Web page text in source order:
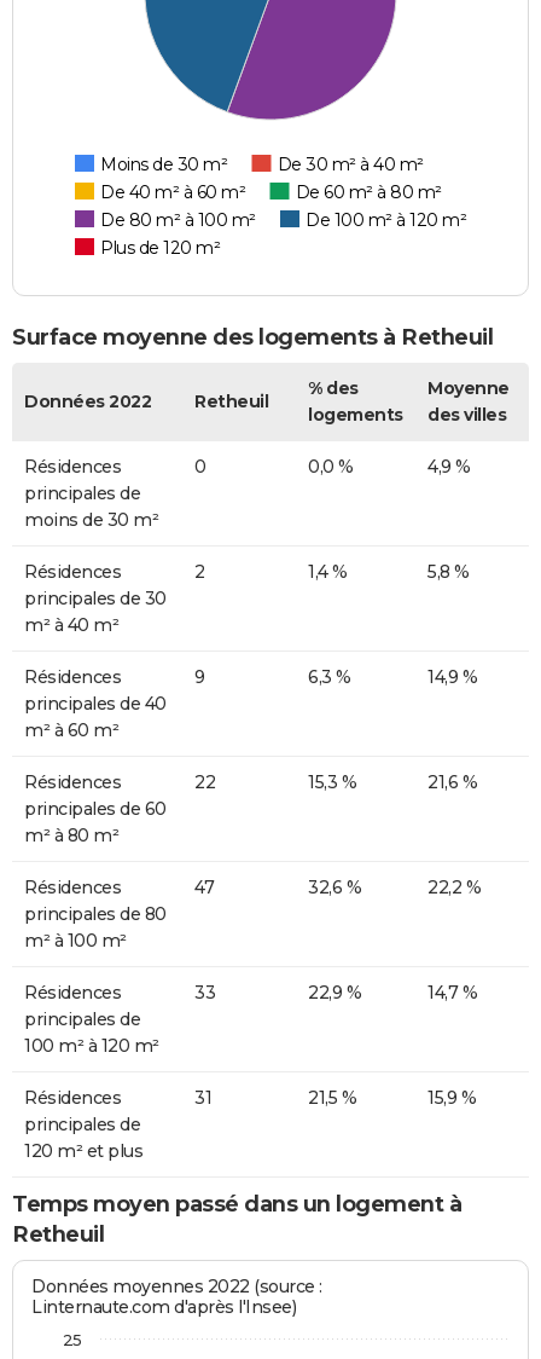
Moins de 30 m²
De 30 m² à 40 m²
De 40 m² à 60 m²
De 60 m² à 80 m²
De 80 m² à 100 m²
De 100 m² à 120 m²
Plus de 120 m²
Surface moyenne des logements à Retheuil
Données 2022 Retheuil
% des
logements
Moyenne
des villes
Résidences
principales de
moins de 30 m²
0 0,0 % 4,9 %
Résidences
principales de 30
m² à 40 m²
2 1,4 % 5,8 %
Résidences
principales de 40
m² à 60 m²
9 6,3 % 14,9 %
Résidences
principales de 60
m² à 80 m²
22 15,3 % 21,6 %
Résidences
principales de 80
m² à 100 m²
47 32,6 % 22,2 %
Résidences
principales de
100 m² à 120 m²
33 22,9 % 14,7 %
Résidences
principales de
120 m² et plus
31 21,5 % 15,9 %
Temps moyen passé dans un logement à
Retheuil
Données moyennes 2022 (source :
Linternaute.com d'après l'Insee)
25